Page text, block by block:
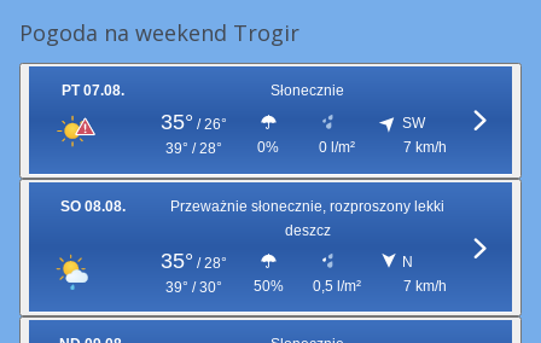
Pogoda na weekend Trogir
PT 07.08. Słonecznie
35° / 26°
39° / 28°
0% 0 l/m²
SW
7 km/h
SO 08.08.
Przeważnie słonecznie, rozproszony lekki
deszcz
35° / 28°
39° / 30°
50% 0,5 l/m²
N
7 km/h